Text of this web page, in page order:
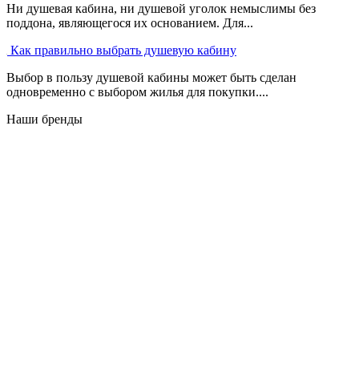
Ни душевая кабина, ни душевой уголок немыслимы без
поддона, являющегося их основанием. Для...
Как правильно выбрать душевую кабину
Выбор в пользу душевой кабины может быть сделан
одновременно с выбором жилья для покупки....
Наши бренды